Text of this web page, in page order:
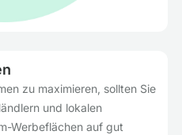
zu maximieren, sollten Sie
und lokalen
Werbeflächen auf gut